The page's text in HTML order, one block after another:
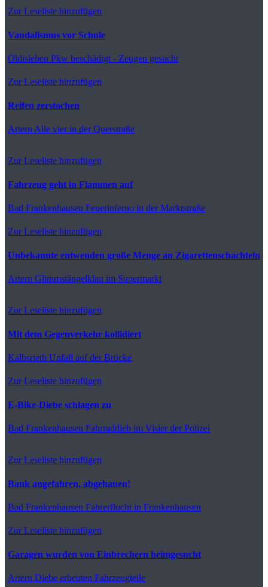
Zur Leseliste hinzufügen
Vandalismus vor Schule
Oldisleben Pkw beschädigt - Zeugen gesucht
Zur Leseliste hinzufügen
Reifen zerstochen
Artern Alle vier in der Querstraße
Zur Leseliste hinzufügen
Fahrzeug geht in Flammen auf
Bad Frankenhausen Feuerinferno in der Marktstraße
Zur Leseliste hinzufügen
Unbekannte entwenden große Menge an Zigarettenschachteln
Artern Glimmstängelklau im Supermarkt
Zur Leseliste hinzufügen
Mit dem Gegenverkehr kollidiert
Kalbsrieth Unfall auf der Brücke
Zur Leseliste hinzufügen
E-Bike-Diebe schlagen zu
Bad Frankenhausen Fahrraddieb im Visier der Polizei
Zur Leseliste hinzufügen
Bank angefahren, abgehauen!
Bad Frankenhausen Fahrerflucht in Frankenhausen
Zur Leseliste hinzufügen
Garagen wurden von Einbrechern heimgesucht
Artern Diebe erbeuten Fahrzeugteile